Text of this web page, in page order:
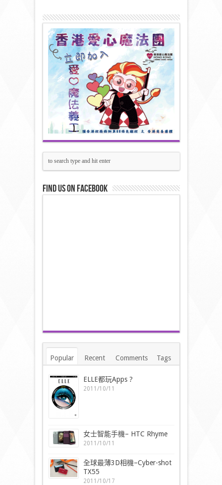
Find us on Facebook
Popular Recent Comments Tags
ELLE都玩Apps ?
2011/10/11
女士智能手機– HTC Rhyme
2011/10/11
全球最薄3D相機–Cyber-shot
TX55
2011/10/17